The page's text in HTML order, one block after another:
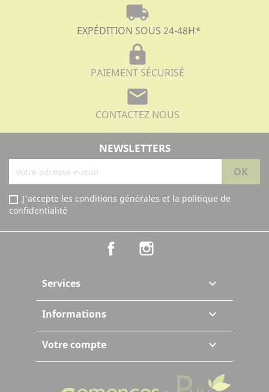
local_shipping
EXPÉDITION SOUS 24-48H*
lock
PAIEMENT SÉCURISÉ
mail
CONTACTEZ NOUS
NEWSLETTERS
J'accepte les conditions générales et la politique de
confidentialité
Facebook
Services 
Informations 
Votre compte 